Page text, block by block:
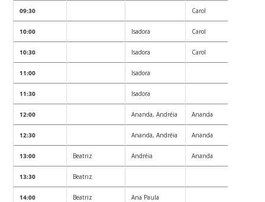
09:30 Carol
10:00 Isadora Carol
10:30 Isadora Carol
11:00 Isadora
11:30 Isadora
12:00 Ananda, Andréia Ananda
12:30 Ananda, Andréia Ananda
13:00 Beatriz Andréia Ananda
13:30 Beatriz
14:00 Beatriz Ana Paula